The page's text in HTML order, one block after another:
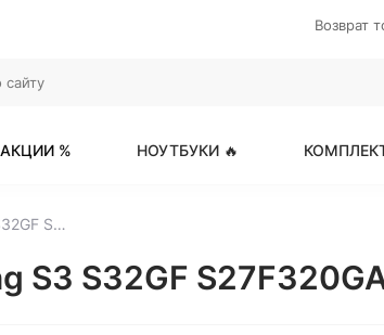
Возврат
АКЦИИ % НОУТБУКИ 🔥
27" Монитор Samsung S3 S32GF S27F320GAI черный
S3 S32GF